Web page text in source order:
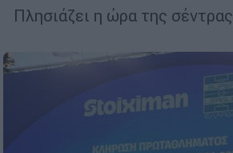
Πλησιάζει η ώρα της σέντρας